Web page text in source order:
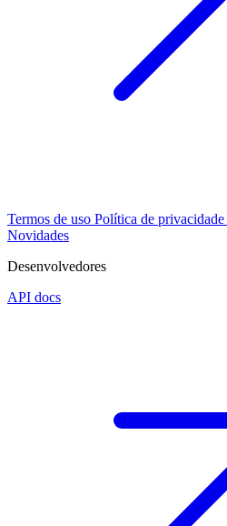
Termos de uso Política de privacidade
Novidades
Desenvolvedores
API docs